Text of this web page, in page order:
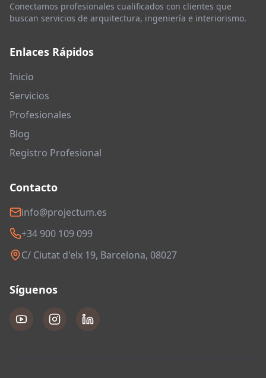
Conectamos profesionales cualificados con clientes que
buscan servicios de arquitectura, ingeniería e interiorismo.
Enlaces Rápidos
Inicio
Servicios
Profesionales
Blog
Registro Profesional
Contacto
info@projectum.es
+34 900 109 099
C/ Ciutat d'elx 19, Barcelona, 08027
Síguenos